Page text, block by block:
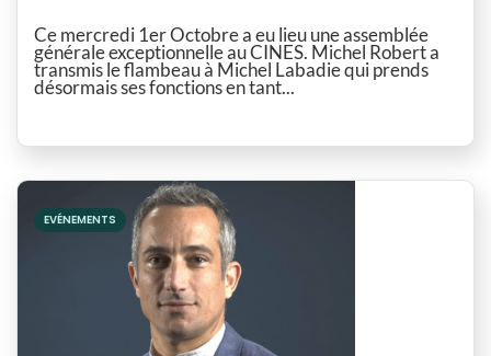
Ce mercredi 1er Octobre a eu lieu une assemblée
générale exceptionnelle au CINES. Michel Robert a
transmis le flambeau à Michel Labadie qui prends
désormais ses fonctions en tant...
EVÉNEMENTS